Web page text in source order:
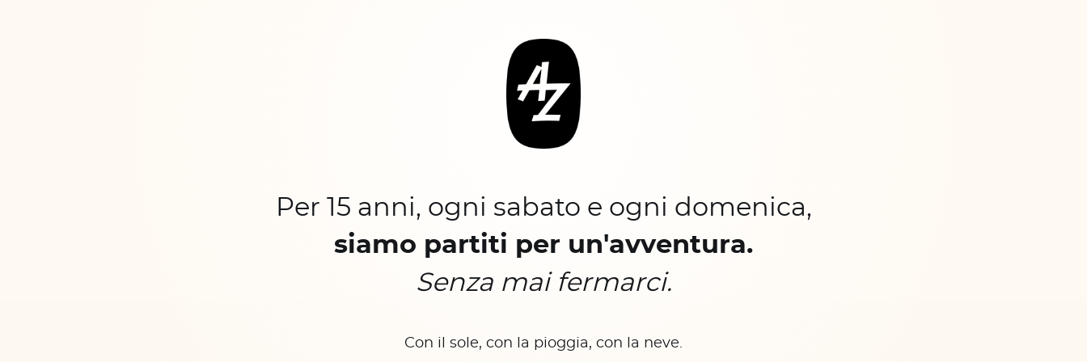
Per 15 anni, ogni sabato e ogni domenica,
siamo partiti per un'avventura.
Senza mai fermarci.
Con il sole, con la pioggia, con la neve.